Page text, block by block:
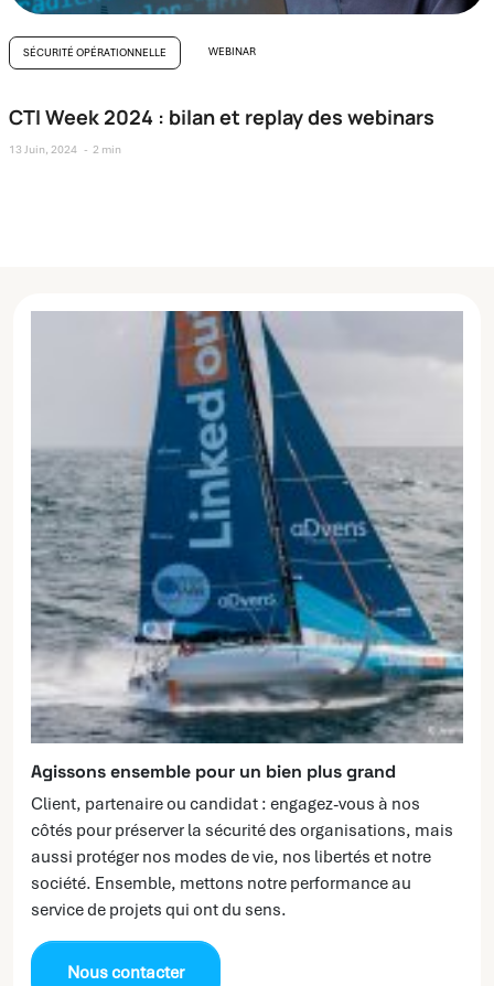
SÉCURITÉ OPÉRATIONNELLE WEBINAR
CTI Week 2024 : bilan et replay des webinars
13 Juin, 2024 2 min
Agissons ensemble pour un bien plus grand
Client, partenaire ou candidat : engagez-vous à nos
côtés pour préserver la sécurité des organisations, mais
aussi protéger nos modes de vie, nos libertés et notre
société. Ensemble, mettons notre performance au
service de projets qui ont du sens.
Nous contacter